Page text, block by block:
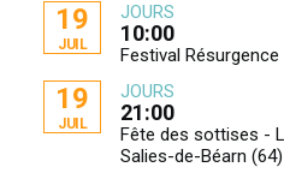
19
JUIL
JOURS
10:00
Festival
19
JUIL
JOURS
21:00
Fête des sottises -
Salies-de-Béarn (64)